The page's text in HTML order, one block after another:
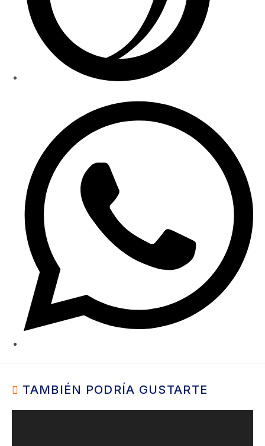
TAMBIÉN PODRÍA GUSTARTE